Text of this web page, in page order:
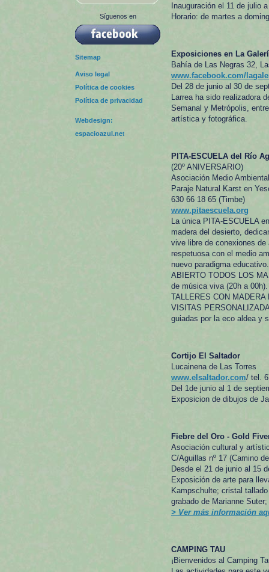
Síguenos en
Sitemap
Aviso legal
Política de cookies
Política de privacidad
Webdesign:
espacioazul.net
Inauguración el 11 de julio
Horario: de martes a
Exposiciones en La
Bahía de Las Negras 32,
www.facebook.com/
Del 28 de junio al 30 de
Larrea ha sido realizadora
Semanal y Metrópolis,
artística y fotográfica.
PITA-ESCUELA del Río
(20º ANIVERSARIO)
Asociación Medio
Paraje Natural Karst en
630 66 18 65 (Timbe)
www.pitaescuela.org
La única PITA-ESCUELA
madera del desierto,
vive libre de conexiones
respetuosa con el medio
nuevo paradigma educativo.
ABIERTO TODOS LOS
de música viva (20h a 00h).
TALLERES CON
VISITAS
guiadas por la eco aldea y
Cortijo El Saltador
Lucainena de Las Torres
www.elsaltador.com/ tel.
Del 1de junio al 1 de
Exposicion de dibujos de
Fiebre del Oro - Gold
Asociación cultural y
C/Aguillas nº 17 (Camino
Desde el 21 de junio al 15
Exposición de arte para
Kampschulte; cristal
grabado de Marianne
> Ver más información
CAMPING TAU
¡Bienvenidos al Camping